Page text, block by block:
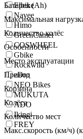
Elbike
Navee
Himo
GreenCamel
COSWHEEL
Gbike
Rockwild
eDro
NEO Bikes
MUKUTA
ADO
Ikingi
FREY
Батарея (Ah)
Максимальная
Количество колёс
Особенности
Место эксплуатации
Привод
Корзина
Колёса
Количество мест
Макс.скорость (км/ч)